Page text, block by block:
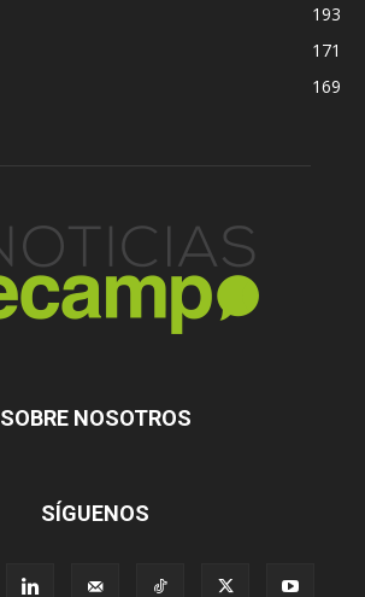
193
171
169
SOBRE NOSOTROS
SÍGUENOS